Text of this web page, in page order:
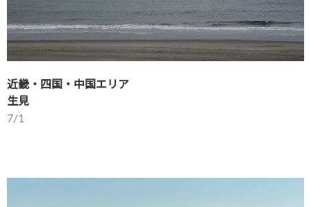
近畿・四国・中国エリア
生見
7/1